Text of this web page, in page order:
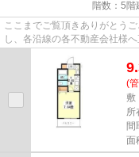
階数：5階
ここまでご覧頂きありがとう
し、各沿線の各不動産会社様
(
敷
所
間
面